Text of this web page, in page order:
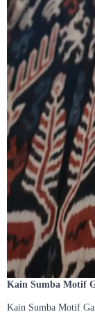
Kain Sumba Motif
Kain Sumba Motif